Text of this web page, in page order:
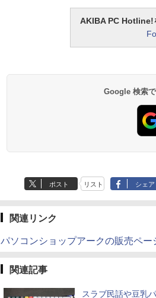
AKIBA PC Hotline!
Google 検索
ポスト リスト シェア
関連リンク
パソコンショップアークの販売ペー
関連記事
スラブ民話や豆乳